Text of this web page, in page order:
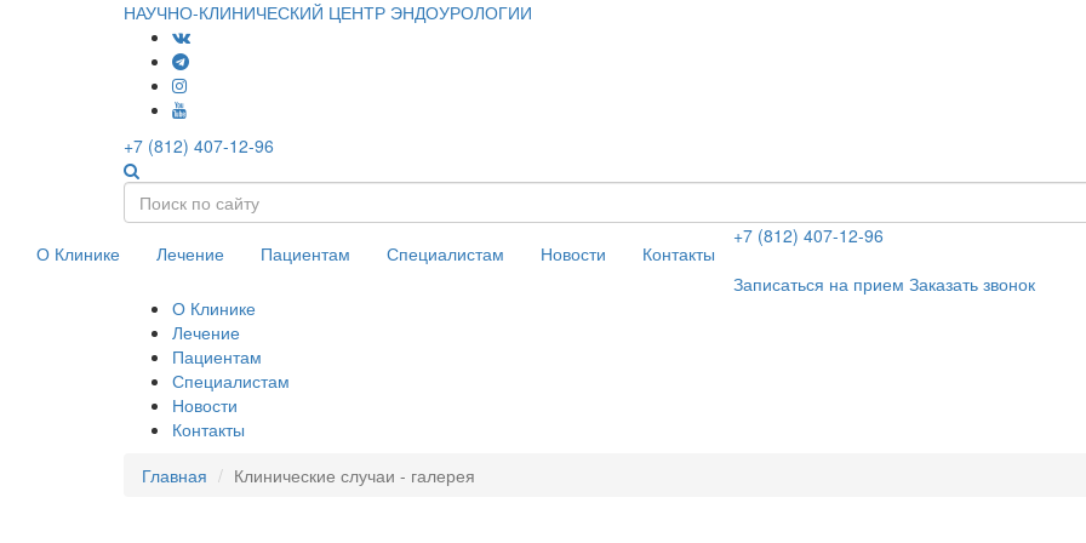
НАУЧНО-КЛИНИЧЕСКИЙ ЦЕНТР ЭНДОУРОЛОГИИ
+7 (812) 407-12-96
О Клинике Лечение Пациентам Специалистам Новости Контакты
+7 (812) 407-12-96
Записаться на прием Заказать звонок
О Клинике
Лечение
Пациентам
Специалистам
Новости
Контакты
Главная
Клинические случаи - галерея